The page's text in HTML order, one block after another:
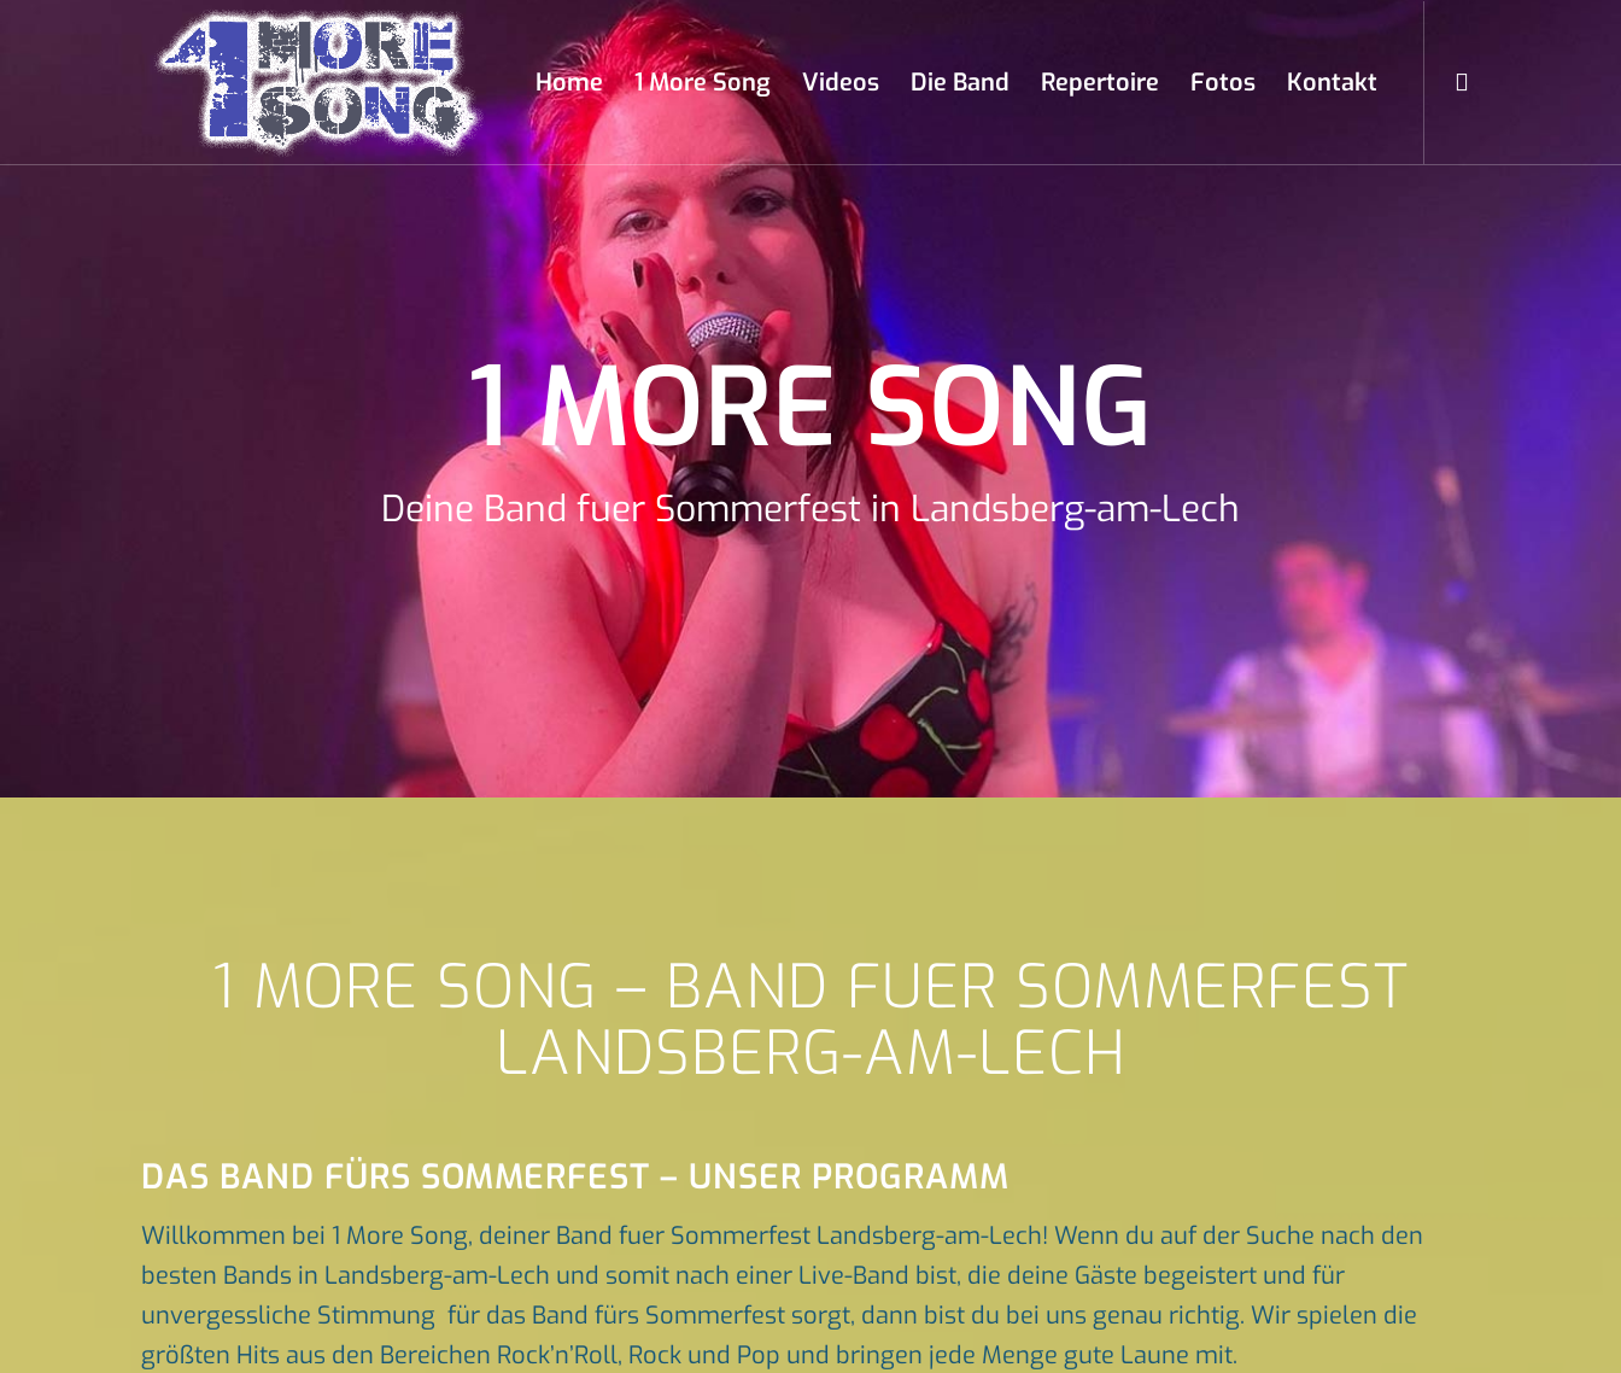
Home 1 More Song Videos Die Band Repertoire Fotos Kontakt
1 MORE SONG
Deine Band fuer Sommerfest in Landsberg-am-Lech
1 MORE SONG – BAND FUER SOMMERFEST
LANDSBERG-AM-LECH
DAS BAND FÜRS SOMMERFEST – UNSER PROGRAMM
Willkommen bei 1 More Song, deiner Band fuer Sommerfest Landsberg-am-Lech! Wenn du auf der Suche nach den
besten Bands in Landsberg-am-Lech und somit nach einer Live-Band bist, die deine Gäste begeistert und für
unvergessliche Stimmung für das Band fürs Sommerfest sorgt, dann bist du bei uns genau richtig. Wir spielen die
größten Hits aus den Bereichen Rock’n’Roll, Rock und Pop und bringen jede Menge gute Laune mit.